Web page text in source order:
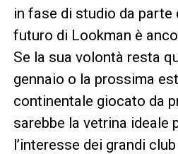
in fase di studio da parte
futuro di Lookman è
Se la sua volontà resta
gennaio o la prossima
continentale giocato da
sarebbe la vetrina ideale
l’interesse dei grandi